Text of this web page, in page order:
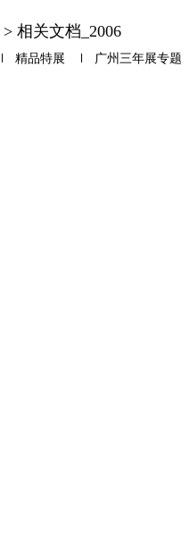
> 相关文档_2006
精品特展 广州三年展专题